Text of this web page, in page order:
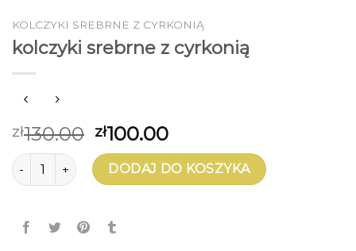
KOLCZYKI SREBRNE Z CYRKONIĄ
kolczyki srebrne z cyrkonią
zł130.00 zł100.00
ilość kolczyki srebrne z cyrkonią
DODAJ DO KOSZYKA